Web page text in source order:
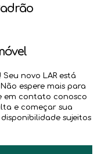
Seu novo LAR está
Não espere mais para
em contato conosco
e começar sua
sujeitos